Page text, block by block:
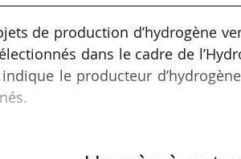
de production d’hydrogène
dans le cadre de
le producteur